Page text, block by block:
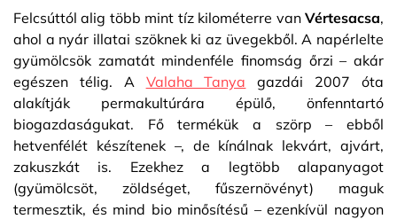
Felcsúttól alig több mint tíz kilométerre van Vértesacsa,
ahol a nyár illatai szöknek ki az üvegekből. A napérlelte
gyümölcsök zamatát mindenféle finomság őrzi – akár
egészen télig. A Valaha Tanya gazdái 2007 óta
alakítják permakultúrára épülő, önfenntartó
biogazdaságukat. Fő termékük a szörp – ebből
hetvenfélét készítenek –, de kínálnak lekvárt, ajvárt,
zakuszkát is. Ezekhez a legtöbb alapanyagot
(gyümölcsöt, zöldséget, fűszernövényt) maguk
termesztik, és mind bio minősítésű – ezenkívül nagyon